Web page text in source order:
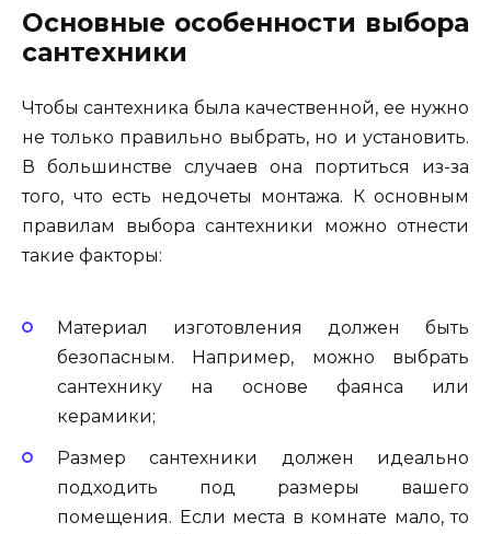
Основные особенности выбора
сантехники
Чтобы сантехника была качественной, ее нужно
не только правильно выбрать, но и установить.
В большинстве случаев она портиться из-за
того, что есть недочеты монтажа. К основным
правилам выбора сантехники можно отнести
такие факторы:
Материал изготовления должен быть
безопасным. Например, можно выбрать
сантехнику на основе фаянса или
керамики;
Размер сантехники должен идеально
подходить под размеры вашего
помещения. Если места в комнате мало, то